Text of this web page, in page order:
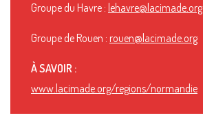
Groupe du Havre : lehavre@lacimade.org
Groupe de Rouen : rouen@lacimade.org
À SAVOIR :
www.lacimade.org/regions/normandie